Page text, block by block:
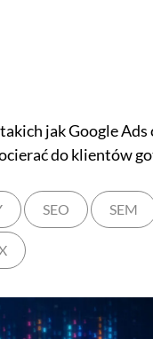
jak Google
do klientów
SEO SEM